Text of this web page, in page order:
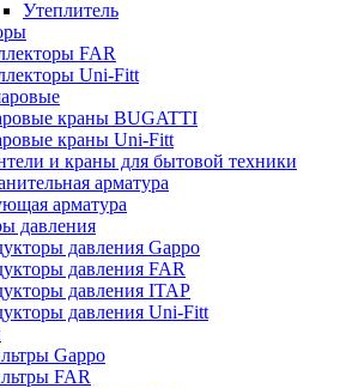
Утеплитель
FAR
Uni-Fitt
краны BUGATTI
краны Uni-Fitt
и краны для бытовой техники
арматура
арматура
давления
давления Gappo
давления FAR
давления ITAP
давления Uni-Fitt
Gappo
FAR